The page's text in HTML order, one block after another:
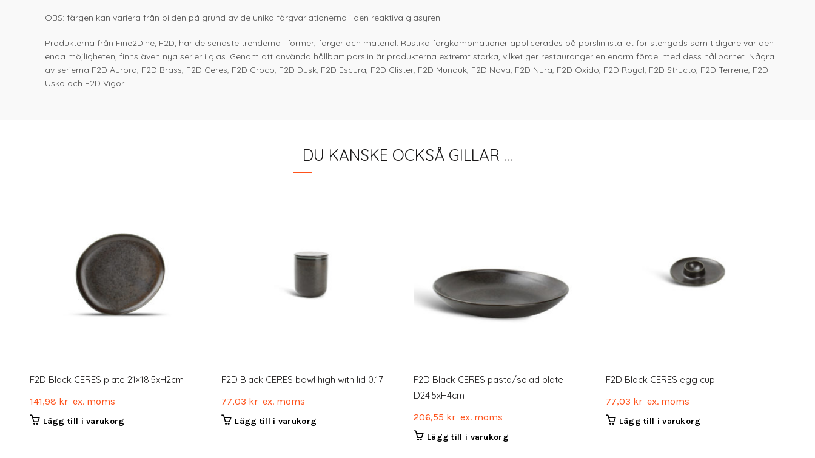
OBS: färgen kan variera från bilden på grund av de unika färgvariationerna i den reaktiva glasyren.
Produkterna från Fine2Dine, F2D, har de senaste trenderna i former, färger och material. Rustika färgkombinationer applicerades på porslin istället för stengods som tidigare var den
enda möjligheten, finns även nya serier i glas. Genom att använda hållbart porslin är produkterna extremt starka, vilket ger restauranger en enorm fördel med dess hållbarhet. Några
av serierna F2D Aurora, F2D Brass, F2D Ceres, F2D Croco, F2D Dusk, F2D Escura, F2D Glister, F2D Munduk, F2D Nova, F2D Nura, F2D Oxido, F2D Royal, F2D Structo, F2D Terrene, F2D
Usko och F2D Vigor.
DU KANSKE OCKSÅ GILLAR …
F2D Black CERES plate 21×18.5xH2cm
141,98 krex. moms
Lägg till i varukorg
F2D Black CERES bowl high with lid 0.17l
77,03 kr ex. moms
Lägg till i varukorg
F2D Black CERES pasta/salad plate
D24.5xH4cm
206,55 krex. moms
Lägg till i varukorg
F2D Black CERES egg cup
77,03 krex. moms
Lägg till i varukorg